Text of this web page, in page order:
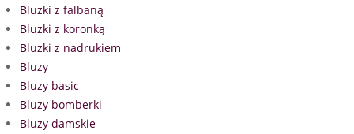
Bluzki z falbaną
Bluzki z koronką
Bluzki z nadrukiem
Bluzy
Bluzy basic
Bluzy bomberki
Bluzy damskie